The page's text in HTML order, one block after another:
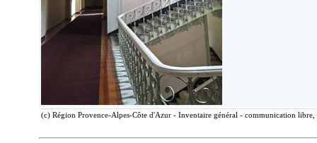
(c) Région Provence-Alpes-Côte d'Azur - Inventaire général - communication